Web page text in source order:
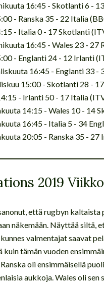
16:45 - Skotlanti 6 -
- Ranska 35 - 22 Italia
- Italia 0 - 17 Skotlanti
16:45 - Wales 23 - 27
- Englanti 24 - 12 Irlanti
16:45 - Englanti 33 -
15:00 - Skotlanti 28 -
- Irlanti 50 - 17 Italia
14:15 - Wales 10 - 14
16:45 - Italia 5 - 34
20:05 - Ranska 35 - 27
2019
että rugbyn kaltaista
näkemään. Näyttää siltä,
valmentajat saavat
kuin tämän vuoden
Ranska oli ensimmäisellä
aukkoja. Wales oli sen